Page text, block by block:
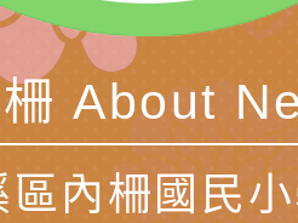
素材
」宣導短片
特殊教育學
支持資源中
114學年度
部酪農產業
導推廣圖卡
市政府LED
柵 About
區內柵國民